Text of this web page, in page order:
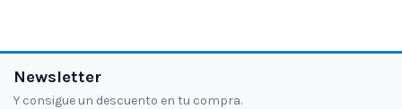
Newsletter
Y consigue un descuento en tu compra.